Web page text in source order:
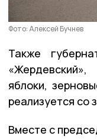
Фото: Алексей Бучнев
Также
яблоки,
реализуется со
Вместе с